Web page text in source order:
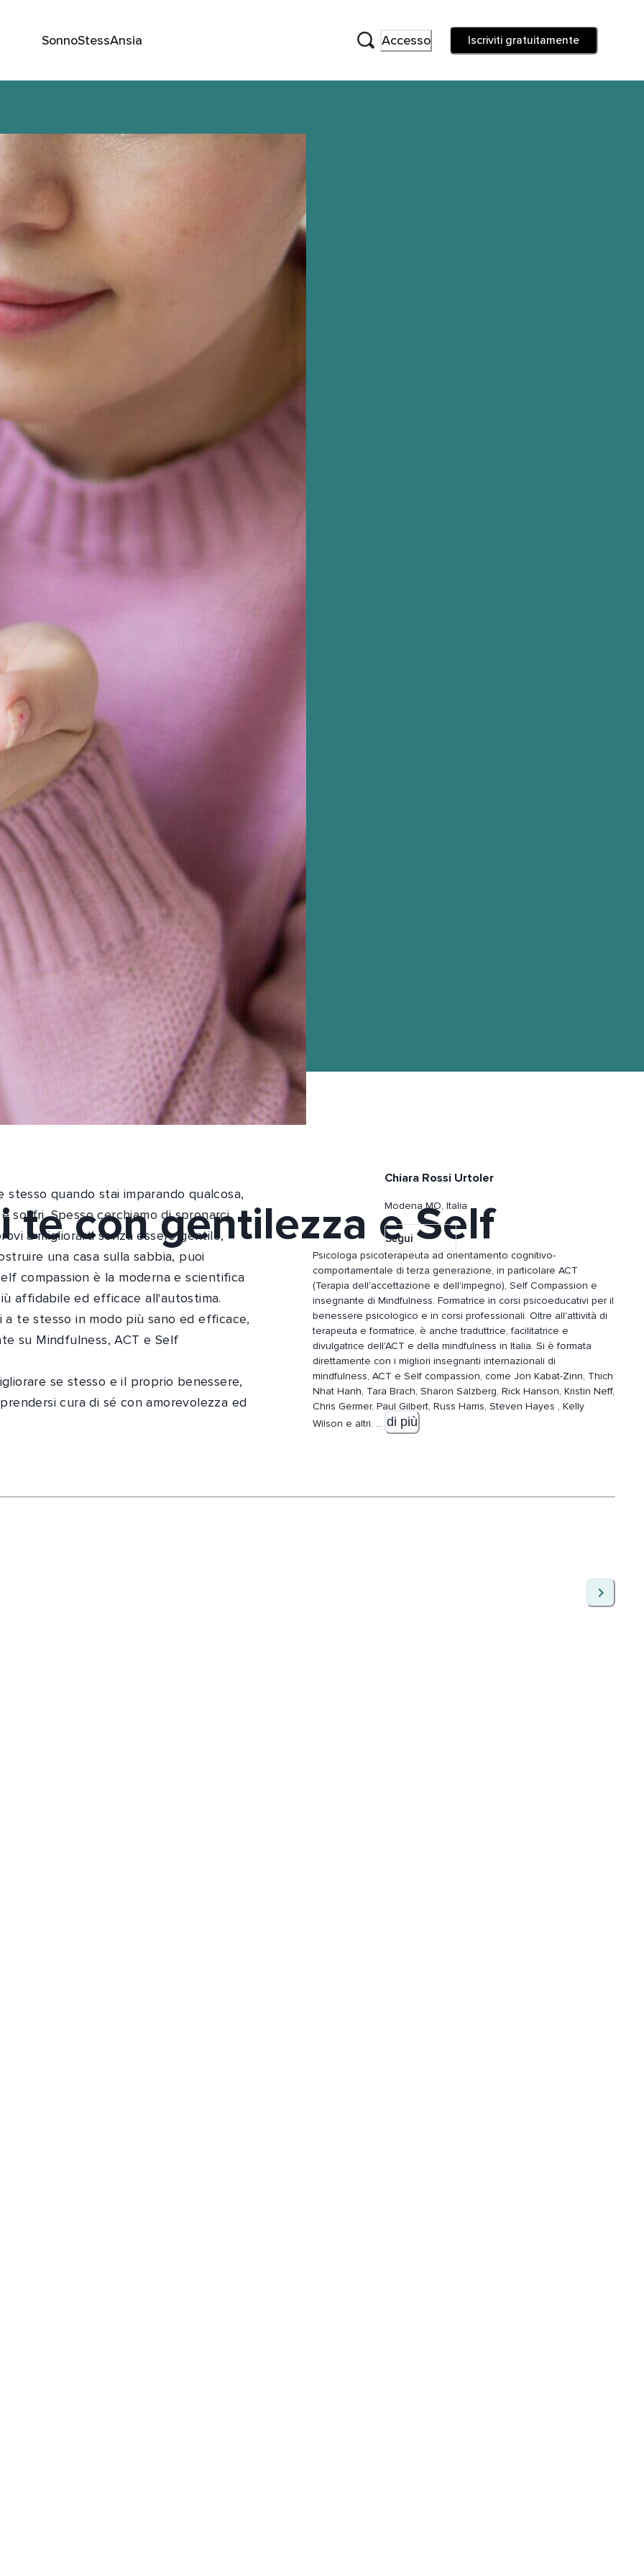
SonnoStessAnsia Accesso Iscriviti gratuitamente
te con gentilezza e Self
quando stai imparando qualcosa,
soffri. Spesso cerchiamo di spronarci,
a migliorarti senza essere gentile,
una casa sulla sabbia, puoi
compassion è la moderna e scientifica
affidabile ed efficace all'autostima.
a te stesso in modo più sano ed efficace,
su Mindfulness, ACT e Self
se stesso e il proprio benessere,
cura di sé con amorevolezza ed
Chiara Rossi Urtoler
Modena MO, Italia
Segui
Psicologa psicoterapeuta ad orientamento cognitivo-
comportamentale di terza generazione, in particolare ACT
(Terapia dell'accettazione e dell'impegno), Self Compassion e
insegnante di Mindfulness. Formatrice in corsi psicoeducativi per il
benessere psicologico e in corsi professionali. Oltre all'attività di
terapeuta e formatrice, è anche traduttrice, facilitatrice e
divulgatrice dell'ACT e della mindfulness in Italia. Si è formata
direttamente con i migliori insegnanti internazionali di
mindfulness, ACT e Self compassion, come Jon Kabat-Zinn, Thich
Nhat Hanh, Tara Brach, Sharon Salzberg, Rick Hanson, Kristin Neff,
Chris Germer, Paul Gilbert, Russ Harris, Steven Hayes , Kelly
Wilson e altri. ... di più